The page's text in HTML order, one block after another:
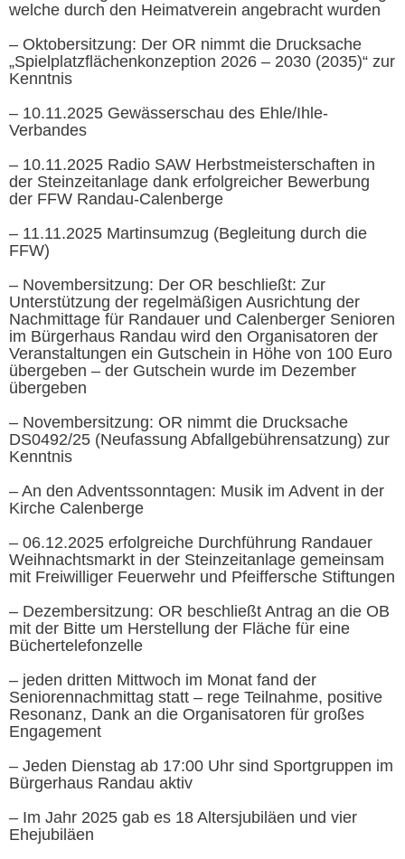
welche durch den Heimatverein angebracht wurden
– Oktobersitzung: Der OR nimmt die Drucksache
„Spielplatzflächenkonzeption 2026 – 2030 (2035)“ zur
Kenntnis
– 10.11.2025 Gewässerschau des Ehle/Ihle-
Verbandes
– 10.11.2025 Radio SAW Herbstmeisterschaften in
der Steinzeitanlage dank erfolgreicher Bewerbung
der FFW Randau-Calenberge
– 11.11.2025 Martinsumzug (Begleitung durch die
FFW)
– Novembersitzung: Der OR beschließt: Zur
Unterstützung der regelmäßigen Ausrichtung der
Nachmittage für Randauer und Calenberger Senioren
im Bürgerhaus Randau wird den Organisatoren der
Veranstaltungen ein Gutschein in Höhe von 100 Euro
übergeben – der Gutschein wurde im Dezember
übergeben
– Novembersitzung: OR nimmt die Drucksache
DS0492/25 (Neufassung Abfallgebührensatzung) zur
Kenntnis
– An den Adventssonntagen: Musik im Advent in der
Kirche Calenberge
– 06.12.2025 erfolgreiche Durchführung Randauer
Weihnachtsmarkt in der Steinzeitanlage gemeinsam
mit Freiwilliger Feuerwehr und Pfeiffersche Stiftungen
– Dezembersitzung: OR beschließt Antrag an die OB
mit der Bitte um Herstellung der Fläche für eine
Büchertelefonzelle
– jeden dritten Mittwoch im Monat fand der
Seniorennachmittag statt – rege Teilnahme, positive
Resonanz, Dank an die Organisatoren für großes
Engagement
– Jeden Dienstag ab 17:00 Uhr sind Sportgruppen im
Bürgerhaus Randau aktiv
– Im Jahr 2025 gab es 18 Altersjubiläen und vier
Ehejubiläen